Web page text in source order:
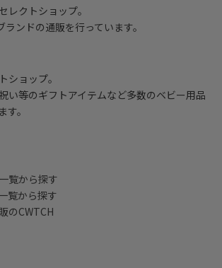
レクトショップ。
ンドの通販を行っています。
ショップ。
い等のギフトアイテムなど多数のベビー用品
。
覧から探す
覧から探す
のCWTCH